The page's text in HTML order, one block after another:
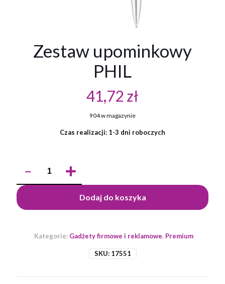
Zestaw upominkowy
PHIL
41,72 zł
904 w magazynie
Czas realizacji: 1-3 dni roboczych
Zestaw
PHIL
Dodaj do koszyka
SKU: 17551
Kategorie: Gadżety firmowe i reklamowe, Premium